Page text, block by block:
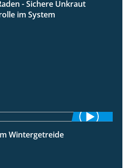
6:44
- Sichere Unkraut
im System
Wintergetreide